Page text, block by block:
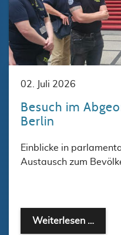
02. Juli 2026
Besuch im
Berlin
Einblicke in
Austausch zum
Weiterlesen …